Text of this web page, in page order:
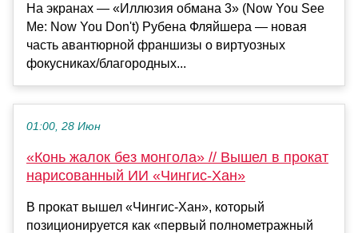
На экранах — «Иллюзия обмана 3» (Now You See
Me: Now You Don't) Рубена Фляйшера — новая
часть авантюрной франшизы о виртуозных
фокусниках/благородных...
01:00, 28 Июн
«Конь жалок без монгола» // Вышел в прокат
нарисованный ИИ «Чингис-Хан»
В прокат вышел «Чингис-Хан», который
позиционируется как «первый полнометражный